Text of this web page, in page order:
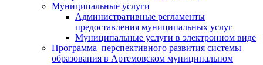
Муниципальные услуги
Административные регламенты
предоставления муниципальных услуг
Муниципальные услуги в электронном виде
Программа перспективного развития системы
образования в Артемовском муниципальном